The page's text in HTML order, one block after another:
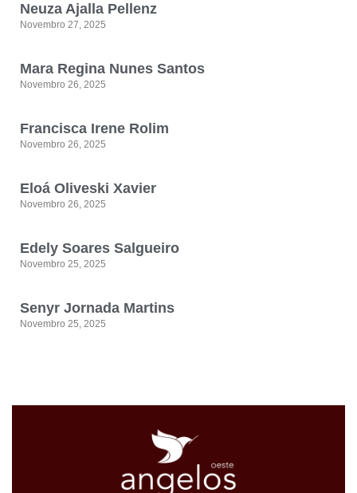
Neuza Ajalla Pellenz
Novembro 27, 2025
Mara Regina Nunes Santos
Novembro 26, 2025
Francisca Irene Rolim
Novembro 26, 2025
Eloá Oliveski Xavier
Novembro 26, 2025
Edely Soares Salgueiro
Novembro 25, 2025
Senyr Jornada Martins
Novembro 25, 2025